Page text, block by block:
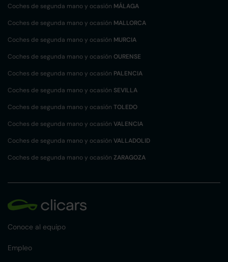
Coches de segunda mano y ocasión MÁLAGA
Coches de segunda mano y ocasión MALLORCA
Coches de segunda mano y ocasión MURCIA
Coches de segunda mano y ocasión OURENSE
Coches de segunda mano y ocasión PALENCIA
Coches de segunda mano y ocasión SEVILLA
Coches de segunda mano y ocasión TOLEDO
Coches de segunda mano y ocasión VALENCIA
Coches de segunda mano y ocasión VALLADOLID
Coches de segunda mano y ocasión ZARAGOZA
Conoce al equipo
Empleo